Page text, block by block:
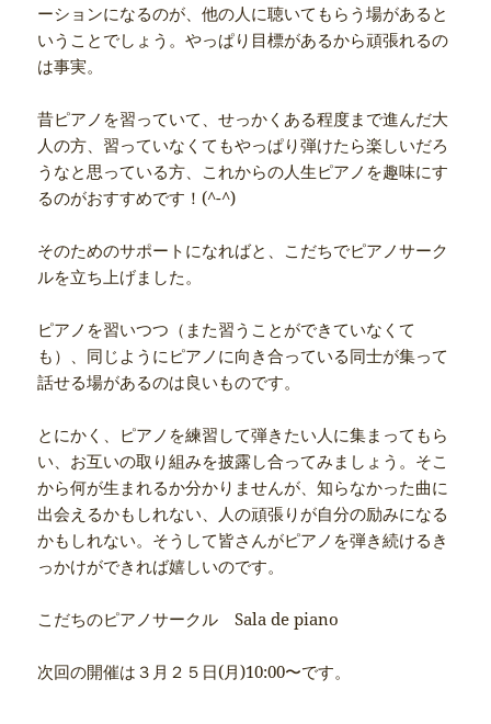
ーションになるのが、他の人に聴いてもらう場があると
いうことでしょう。やっぱり目標があるから頑張れるの
は事実。
昔ピアノを習っていて、せっかくある程度まで進んだ大
人の方、習っていなくてもやっぱり弾けたら楽しいだろ
うなと思っている方、これからの人生ピアノを趣味にす
るのがおすすめです！(^-^)
そのためのサポートになればと、こだちでピアノサーク
ルを立ち上げました。
ピアノを習いつつ（また習うことができていなくて
も）、同じようにピアノに向き合っている同士が集って
話せる場があるのは良いものです。
とにかく、ピアノを練習して弾きたい人に集まってもら
い、お互いの取り組みを披露し合ってみましょう。そこ
から何が生まれるか分かりませんが、知らなかった曲に
出会えるかもしれない、人の頑張りが自分の励みになる
かもしれない。そうして皆さんがピアノを弾き続けるき
っかけができれば嬉しいのです。
こだちのピアノサークル Sala de piano
次回の開催は３月２５日(月)10:00〜です。